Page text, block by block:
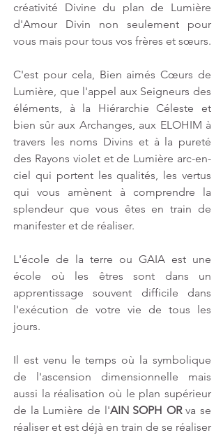
créativité Divine du plan de Lumière
d'Amour Divin non seulement pour
vous mais pour tous vos frères et sœurs.
C'est pour cela, Bien aimés Cœurs de
Lumière, que l'appel aux Seigneurs des
éléments, à la Hiérarchie Céleste et
bien sûr aux Archanges, aux ELOHIM à
travers les noms Divins et à la pureté
des Rayons violet et de Lumière arc-en-
ciel qui portent les qualités, les vertus
qui vous amènent à comprendre la
splendeur que vous êtes en train de
manifester et de réaliser.
L'école de la terre ou GAIA est une
école où les êtres sont dans un
apprentissage souvent difficile dans
l'exécution de votre vie de tous les
jours.
Il est venu le temps où la symbolique
de l'ascension dimensionnelle mais
aussi la réalisation où le plan supérieur
de la Lumière de l'AIN SOPH OR va se
réaliser et est déjà en train de se réaliser